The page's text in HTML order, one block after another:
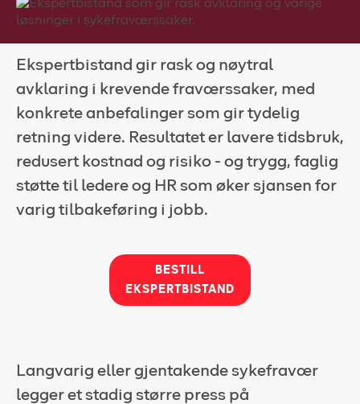
Her finner du oss
Falck Globalt
Kundeportal
HMS-verktøy
Kontakt oss
Ekspertbistand gir rask og nøytral
avklaring i krevende fraværssaker, med
konkrete anbefalinger som gir tydelig
retning videre. Resultatet er lavere tidsbruk,
redusert kostnad og risiko - og trygg, faglig
støtte til ledere og HR som øker sjansen for
varig tilbakeføring i jobb.
BESTILL
EKSPERTBISTAND
Langvarig eller gjentakende sykefravær
legger et stadig større press på